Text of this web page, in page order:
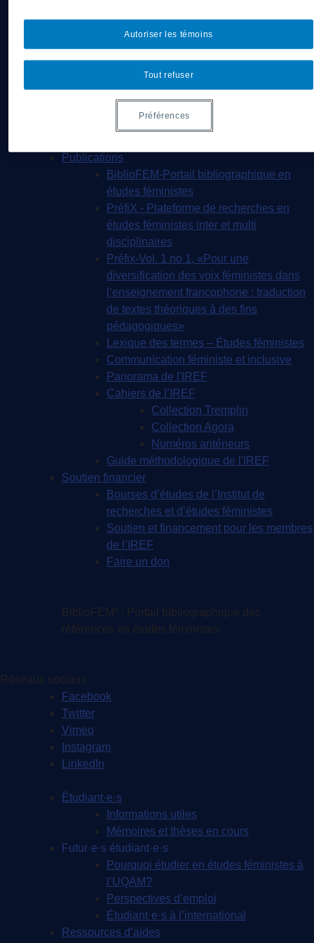
Concentration de 3e cycle en études
féministes
Recherches en cours
Soutien et développement
Publications
BiblioFEM-Portail bibliographique en
études féministes
PréfiX - Plateforme de recherches en
études féministes inter et multi
disciplinaires
Préfix-Vol. 1 no 1, «Pour une
diversification des voix féministes dans
l’enseignement francophone : traduction
de textes théoriques à des fins
pédagogiques»
Lexique des termes – Études féministes
Communication féministe et inclusive
Panorama de l'IREF
Cahiers de l’IREF
Collection Tremplin
Collection Agora
Numéros antérieurs
Guide méthodologique de l'IREF
Soutien financier
Bourses d’études de l’Institut de
recherches et d’études féministes
Soutien et financement pour les membres
de l’IREF
Faire un don
BiblioFEM* : Portail bibliographique des
références en études féministes
Réseaux sociaux
Facebook
Twitter
Vimeo
Instagram
LinkedIn
Étudiant·e·s
Informations utiles
Mémoires et thèses en cours
Futur·e·s étudiant·e·s
Pourquoi étudier en études féministes à
l’UQAM?
Perspectives d’emploi
Étudiant·e·s à l’international
Ressources d’aides
Tout refuser
Autoriser les témoins
Préférences